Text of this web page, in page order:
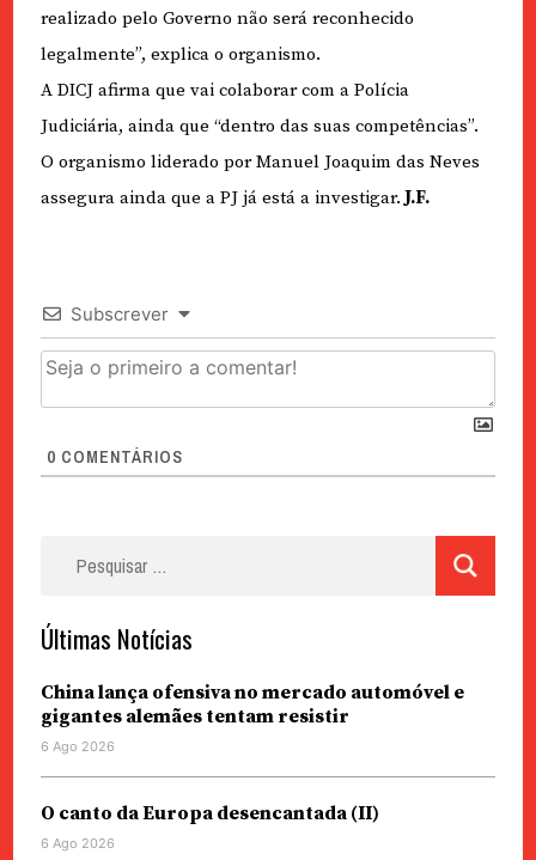
realizado pelo Governo não será reconhecido
legalmente”, explica o organismo.
A DICJ afirma que vai colaborar com a Polícia
Judiciária, ainda que “dentro das suas competências”.
O organismo liderado por Manuel Joaquim das Neves
assegura ainda que a PJ já está a investigar. J.F.
Subscrever
0 COMENTÁRIOS
Últimas Notícias
China lança ofensiva no mercado automóvel e
gigantes alemães tentam resistir
6 Ago 2026
O canto da Europa desencantada (II)
6 Ago 2026